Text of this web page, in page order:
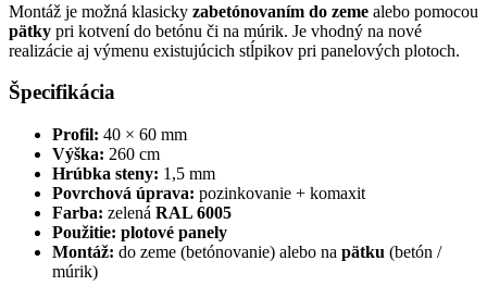
Montáž je možná klasicky zabetónovaním do zeme alebo pomocou
pätky pri kotvení do betónu či na múrik. Je vhodný na nové
realizácie aj výmenu existujúcich stĺpikov pri panelových plotoch.
Špecifikácia
Profil: 40 × 60 mm
Výška: 260 cm
Hrúbka steny: 1,5 mm
Povrchová úprava: pozinkovanie + komaxit
Farba: zelená RAL 6005
Použitie: plotové panely
Montáž: do zeme (betónovanie) alebo na pätku (betón /
múrik)